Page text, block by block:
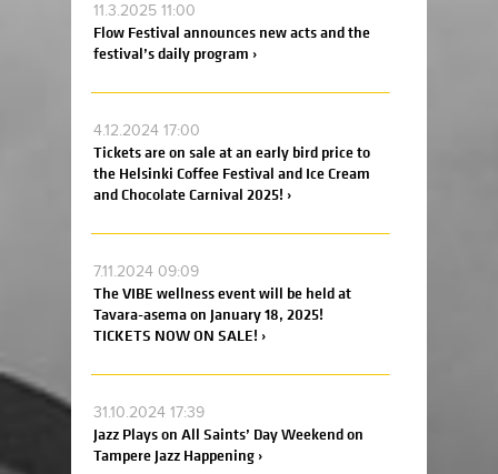
11.3.2025 11:00
Flow Festival announces new acts and the
festival’s daily program ›
4.12.2024 17:00
Tickets are on sale at an early bird price to
the Helsinki Coffee Festival and Ice Cream
and Chocolate Carnival 2025! ›
7.11.2024 09:09
The VIBE wellness event will be held at
Tavara-asema on January 18, 2025!
TICKETS NOW ON SALE! ›
31.10.2024 17:39
Jazz Plays on All Saints’ Day Weekend on
Tampere Jazz Happening ›